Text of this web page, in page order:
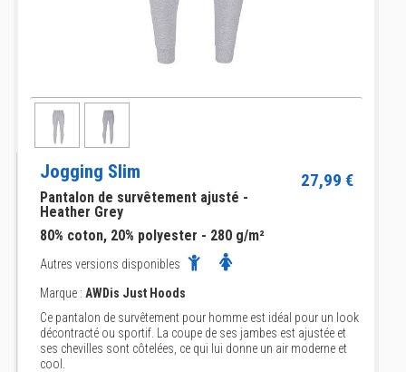
Jogging Slim 27,99 €
Pantalon de survêtement ajusté -
Heather Grey
80% coton, 20% polyester - 280 g/m²
Autres versions disponibles
Marque : AWDis Just Hoods
Ce pantalon de survêtement pour homme est idéal pour un look
décontracté ou sportif. La coupe de ses jambes est ajustée et
ses chevilles sont côtelées, ce qui lui donne un air moderne et
cool.